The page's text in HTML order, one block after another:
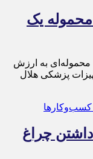
یک
محموله‌ای به ارزش
پزشکی هلال
داشتن چراغ